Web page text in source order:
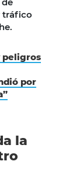
tráfico
peligros
por
la